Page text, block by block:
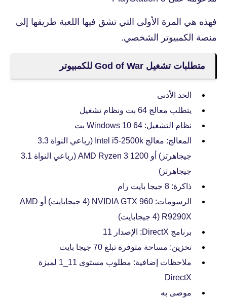
فهذه هي المرة الأولى التي تشق فيها اللعبة طريقها إلى
منصة الكمبيوتر الشخصي.
متطلبات تشغيل God of War للكمبيوتر
الحد الأدنى
يتطلب معالج 64 بت ونظام تشغيل
نظام التشغيل: Windows 10 64 بت
المعالج: معالج Intel i5-2500k (رباعي النواة 3.3
جيجاهرتز) أو AMD Ryzen 3 1200 (رباعي النواة 3.1
جيجاهرتز)
ذاكرة: 8 جيجا بايت رام
الرسومات: NVIDIA GTX 960 (4 جيجابايت) أو AMD
R9290X (4 جيجابايت)
برنامج DirectX: الإصدار 11
تخزين: مساحة متوفرة تبلغ 70 جيجا بايت
ملاحظات إضافية: مطلوب مستوى 11_1 لميزة
DirectX
موصى به